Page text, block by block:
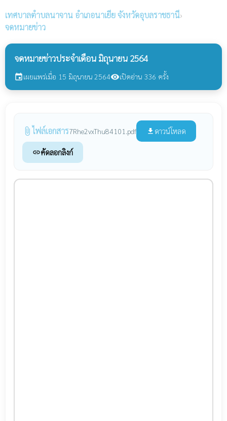
เทศบาลตำบลนาจาน อำเภอนาเยีย จังหวัดอุบลราชธานี›
จดหมายข่าว
จดหมายข่าวประจำเดือน มิถุนายน 2564
eventเผยแพร่เมื่อ 15 มิถุนายน 2564visibilityเปิดอ่าน 336 ครั้ง
attach_file ไฟล์เอกสาร7Rhe2vxThu84101.pdf file_download ดาวน์โหลด
linkคัดลอกลิงก์